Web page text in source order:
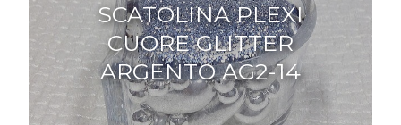
SCATOLINA PLEXI
CUORE GLITTER
ARGENTO AG2-14